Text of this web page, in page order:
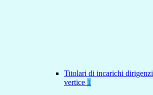
Titolari di incarichi
vertice 1